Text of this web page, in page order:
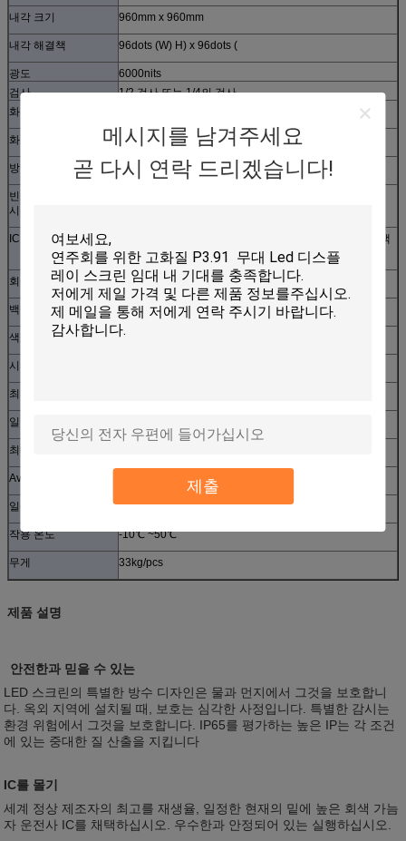
메시지를 남겨주세요
곧 다시 연락 드리겠습니다!
제출
내각 크기 960mm x 960mm
내각 해결책 96dots (W) H) x 96dots (
광도
6000nits
검사
1/2 검사 또는 1/4의 검사
화소 윤곽
화소 조밀도 10000 pixel/m2
방법을 몰기 정체되는 검사 형태
빈도를 상쾌하게 하십
시오
IC를 몰기
최고를 가진 스페셜 일정한 현재 IC는 재생율과 높은 회색
가늠자를
회색 가늠자 >14BIT (갖춰지는 체계와 IC에 따라)
백색 균형 광도 >6000cd/m2
색온도 (조정가능한) 8000K ± 500
시야각
최선 시거리
일 전압
최대 전력 소비
Avg 전력 소비 390W/m2 (정상 일)
일생 50000 시간
작용 온도 -10℃ ~50℃
무게 33kg/pcs
제품 설명
안전한과 믿을 수 있는
LED 스크린의 특별한 방수 디자인은 물과 먼지에서 그것을 보호합니
다. 옥외 지역에 설치될 때, 보호는 심각한 사정입니다. 특별한 감시는
환경 위험에서 그것을 보호합니다. IP65를 평가하는 높은 IP는 각 조건
에 있는 중대한 질 산출을 지킵니다
IC를 몰기
세계 정상 제조자의 최고를 재생율, 일정한 현재의 밑에 높은 회색 가늠
자 운전사 IC를 채택하십시오. 우수한과 안정되어 있는 실행하십시오.